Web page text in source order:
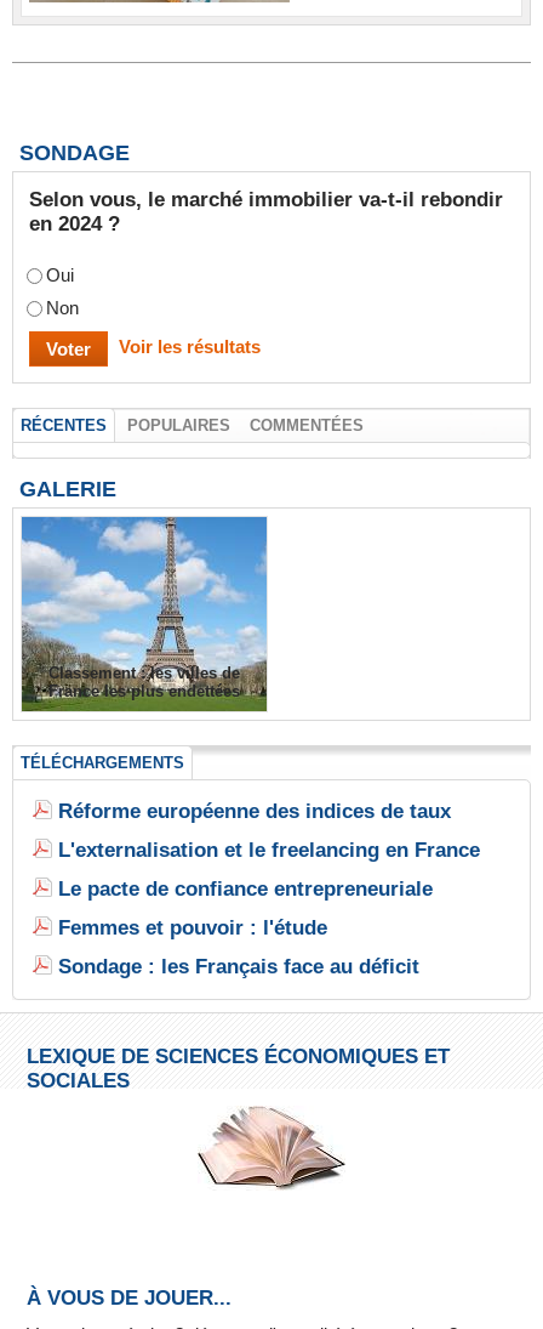
SONDAGE
Selon vous, le marché immobilier va-t-il rebondir
en 2024 ?
Oui
Non
Voir les résultats
RÉCENTES POPULAIRES COMMENTÉES
GALERIE
Classement : les villes de
France les plus endettées
TÉLÉCHARGEMENTS
Réforme européenne des indices de taux
L'externalisation et le freelancing en France
Le pacte de confiance entrepreneuriale
Femmes et pouvoir : l'étude
Sondage : les Français face au déficit
LEXIQUE DE SCIENCES ÉCONOMIQUES ET
SOCIALES
À VOUS DE JOUER...